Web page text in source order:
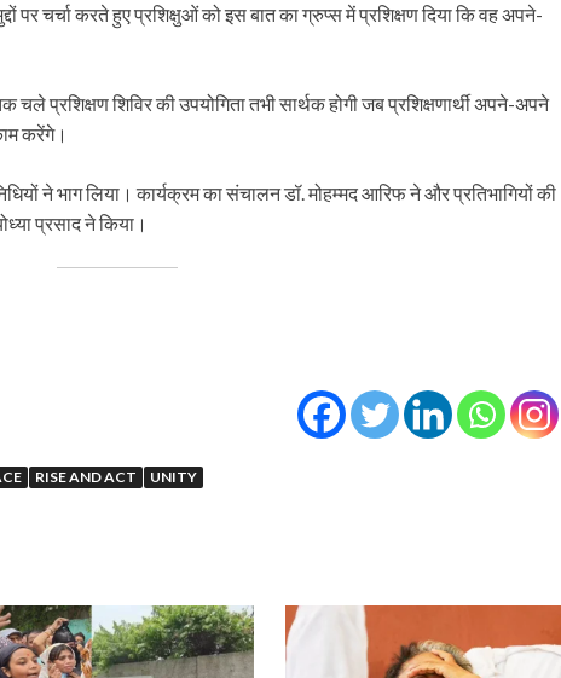
पर चर्चा करते हुए प्रशिक्षुओं को इस बात का ग्रुप्स में प्रशिक्षण दिया कि वह अपने-
प्रशिक्षण शिविर की उपयोगिता तभी सार्थक होगी जब प्रशिक्षणार्थी अपने-अपने
करेंगे।
ने भाग लिया। कार्यक्रम का संचालन डॉ. मोहम्मद आरिफ ने और प्रतिभागियों की
प्रसाद ने किया।
RISE AND ACT UNITY